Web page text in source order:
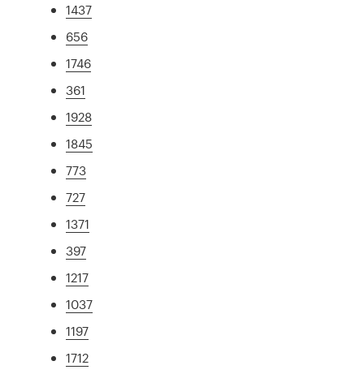
1437
656
1746
361
1928
1845
773
727
1371
397
1217
1037
1197
1712